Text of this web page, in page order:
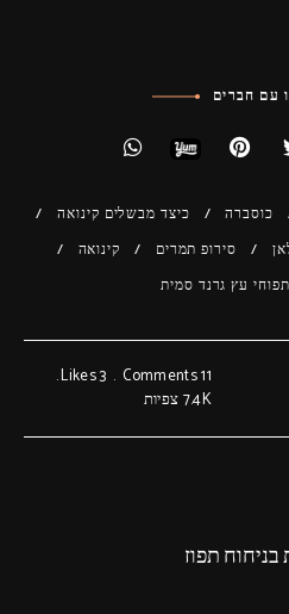
עם חברים
כוסברה
כיצד מבשלים קינואה
סירופ תמרים
קינואה
תפוחי עץ גרנד סמית
11 Comments
3
Likes
7.4Kצפיות
תפוז